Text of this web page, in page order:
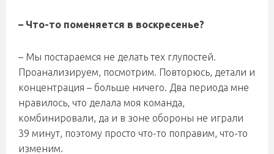
– Что-то поменяется в воскресенье?
– Мы постараемся не делать тех глупостей.
Проанализируем, посмотрим. Повторюсь, детали и
концентрация – больше ничего. Два периода мне
нравилось, что делала моя команда,
комбинировали, да и в зоне обороны не играли
39 минут, поэтому просто что-то поправим, что-то
изменим.